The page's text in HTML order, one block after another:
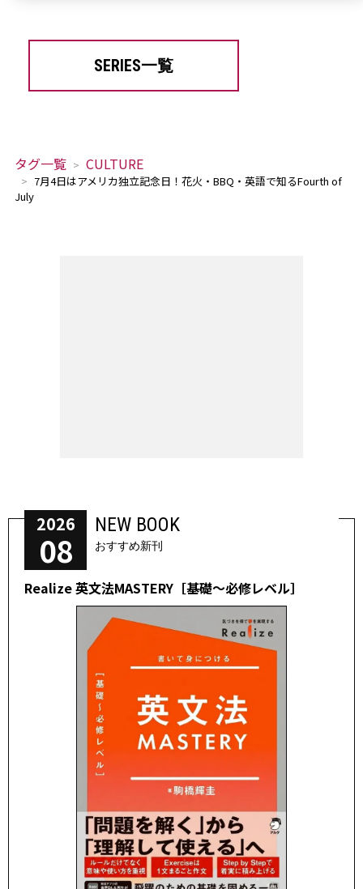
SERIES一覧
タグ一覧 CULTURE
7月4日はアメリカ独立記念日！花火・BBQ・英語で知るFourth of
July
2026
08
NEW BOOK
おすすめ新刊
Realize 英文法MASTERY［基礎～必修レベル］